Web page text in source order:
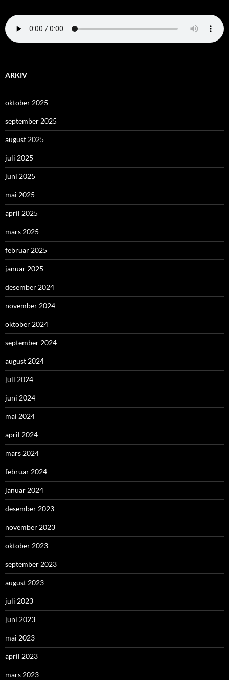
ARKIV
oktober 2025
september 2025
august 2025
juli 2025
juni 2025
mai 2025
april 2025
mars 2025
februar 2025
januar 2025
desember 2024
november 2024
oktober 2024
september 2024
august 2024
juli 2024
juni 2024
mai 2024
april 2024
mars 2024
februar 2024
januar 2024
desember 2023
november 2023
oktober 2023
september 2023
august 2023
juli 2023
juni 2023
mai 2023
april 2023
mars 2023